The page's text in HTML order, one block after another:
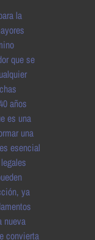
que se
años
es una
una
esencial
ya
nueva
convierta